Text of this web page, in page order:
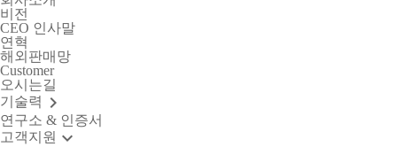
비전
CEO 인사말
연혁
해외판매망
Customer
오시는길
기술력 keyboard_arrow_right
연구소 & 인증서
고객지원 keyboard_arrow_down